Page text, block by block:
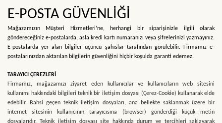
E-POSTA GÜVENLİĞİ
Mağazamızın Müşteri Hizmetleri’ne, herhangi bir siparişinizle ilgili olarak
göndereceğiniz e-postalarda, asla kredi kartı numaranızı veya şifrelerinizi yazmayınız.
E-postalarda yer alan bilgiler üçüncü şahıslar tarafından görülebilir. Firmamız e-
postalarınızdan aktarılan bilgilerin güvenliğini hiçbir koşulda garanti edemez.
TARAYICI ÇEREZLERİ
Firmamız, mağazamızı ziyaret eden kullanıcılar ve kullanıcıların web sitesini
kullanımı hakkındaki bilgileri teknik bir iletişim dosyası (Çerez-Cookie) kullanarak elde
edebilir. Bahsi geçen teknik iletişim dosyaları, ana bellekte saklanmak üzere bir
internet sitesinin kullanıcının tarayıcısına (browser) gönderdiği küçük metin
dosyalarıdır. Teknik iletişim dosyası site hakkında durum ve tercihleri saklayarak